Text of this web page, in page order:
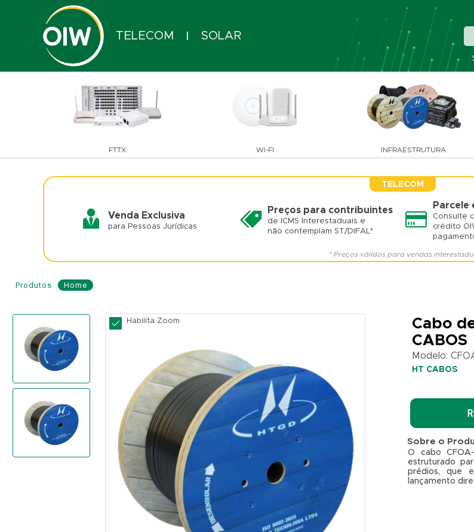
TELECOM SOLAR
FTTX WI-FI INFRAESTRUTURA
TELECOM
Venda Exclusiva
para Pessoas Jurídicas
Preços para contribuintes
de ICMS Interestaduais e
não contemplam ST/DIFAL*
Parcele
Consulte
crédito
* Preços válidos para vendas
Home
Produtos
Cabo
de
Fibra
Óptica
ASU
120
12
Fibras
-
Habilita Zoom
Cabo
CABOS
Modelo:
HT CABOS
Sobre o
O cabo
estruturado
prédios, que
lançamento